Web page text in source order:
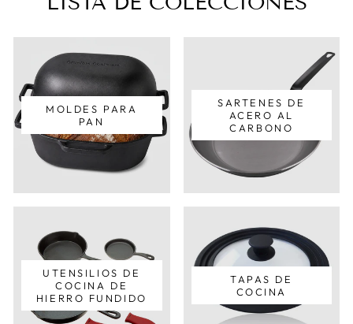
MOLDES PARA
PAN
SARTENES DE
ACERO AL
CARBONO
UTENSILIOS DE
COCINA DE
HIERRO FUNDIDO
TAPAS DE
COCINA